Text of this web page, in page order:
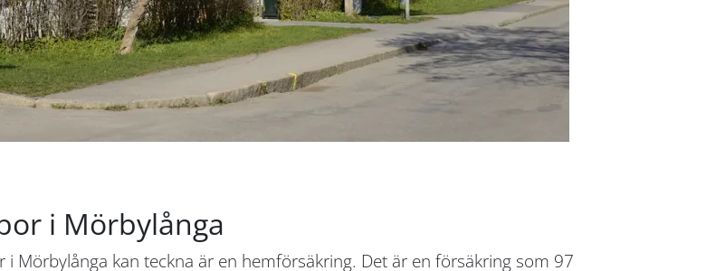
i Mörbylånga
Mörbylånga kan teckna är en hemförsäkring. Det är en försäkring som 97